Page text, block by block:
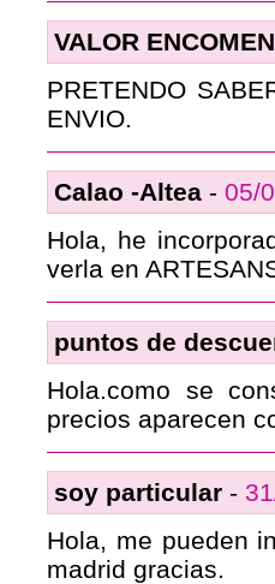
VALOR
PRETENDO
ENVIO.
Calao -Altea - 05/
Hola, he
verla en
puntos de
Hola.como se
precios aparecen
soy particular -
Hola, me pueden
madrid gracias.